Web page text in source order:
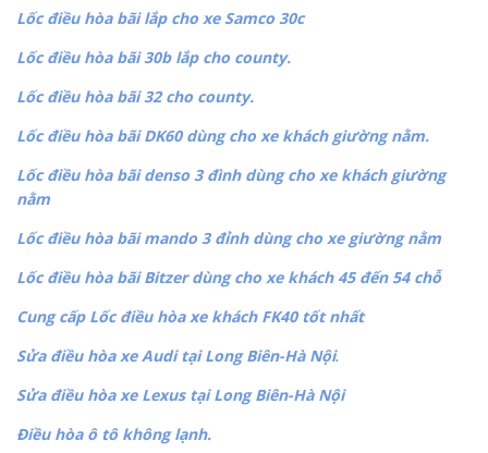
Lốc điều hòa bãi lắp cho xe Samco 30c
Lốc điều hòa bãi 30b lắp cho county.
Lốc điều hòa bãi 32 cho county.
Lốc điều hòa bãi DK60 dùng cho xe khách giường nằm.
Lốc điều hòa bãi denso 3 đình dùng cho xe khách giường
nằm
Lốc điều hòa bãi mando 3 đỉnh dùng cho xe giường nằm
Lốc điều hòa bãi Bitzer dùng cho xe khách 45 đến 54 chỗ
Cung cấp Lốc điều hòa xe khách FK40 tốt nhất
Sửa điều hòa xe Audi tại Long Biên-Hà Nội.
Sửa điều hòa xe Lexus tại Long Biên-Hà Nội
Điều hòa ô tô không lạnh.